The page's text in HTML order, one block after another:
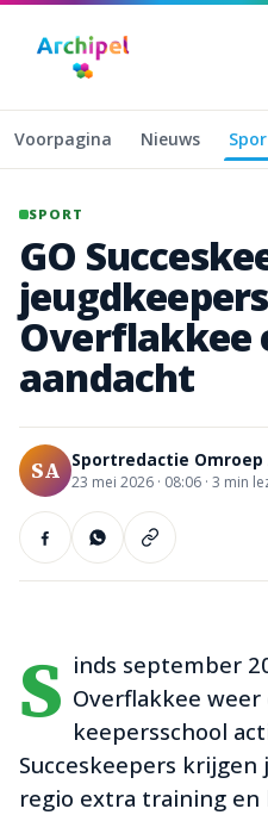
Naar hoofdinhoud
Voorpagina Nieuws
SPORT
GO
jeugdkeepers
Overflakkee
aandacht
SA Sportredactie Omroep
23 mei 2026 · 08:06 · 3 min
S inds september
Overflakkee weer
keepersschool
Succeskeepers
regio extra training